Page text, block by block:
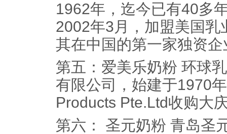
1962年，迄今已有40多
2002年3月，加盟美国
其在中国的第一家独资企
第五：爱美乐奶粉 环球
有限公司，始建于1970
Products Pte.Ltd收购大
第六： 圣元奶粉 青岛圣